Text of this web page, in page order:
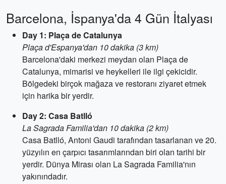
Barcelona, İspanya'da 4 Gün İtalyası
Day 1: Plaça de Catalunya
Plaça d'Espanya'dan 10 dakika (3 km)
Barcelona'daki merkezi meydan olan Plaça de
Catalunya, mimarisi ve heykelleri ile ilgi çekicidir.
Bölgedeki birçok mağaza ve restoranı ziyaret etmek
için harika bir yerdir.
Day 2: Casa Batlló
La Sagrada Familia'dan 10 dakika (2 km)
Casa Batlló, Antoni Gaudi tarafından tasarlanan ve 20.
yüzyılın en çarpıcı tasarımlarından biri olan tarihi bir
yerdir. Dünya Mirası olan La Sagrada Familia'nın
yakınındadır.